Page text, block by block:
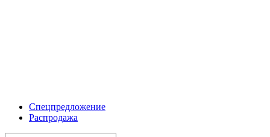
Спецпредложение
Распродажа